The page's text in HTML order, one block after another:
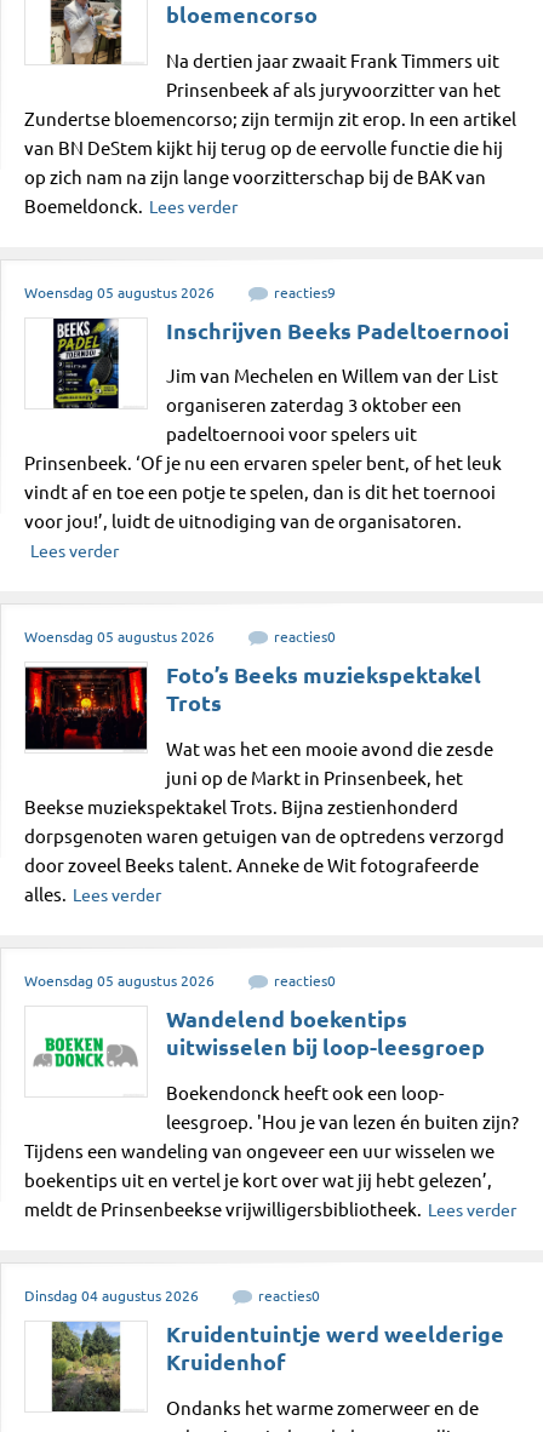
bloemencorso
Na dertien jaar zwaait Frank Timmers uit
Prinsenbeek af als juryvoorzitter van het
Zundertse bloemencorso; zijn termijn zit erop. In een artikel
van BN DeStem kijkt hij terug op de eervolle functie die hij
op zich nam na zijn lange voorzitterschap bij de BAK van
Boemeldonck. Lees verder
Woensdag 05 augustus 2026 reacties9
Inschrijven Beeks Padeltoernooi
Jim van Mechelen en Willem van der List
organiseren zaterdag 3 oktober een
padeltoernooi voor spelers uit
Prinsenbeek. ‘Of je nu een ervaren speler bent, of het leuk
vindt af en toe een potje te spelen, dan is dit het toernooi
voor jou!’, luidt de uitnodiging van de organisatoren.
Lees verder
Woensdag 05 augustus 2026 reacties0
Foto’s Beeks muziekspektakel
Trots
Wat was het een mooie avond die zesde
juni op de Markt in Prinsenbeek, het
Beekse muziekspektakel Trots. Bijna zestienhonderd
dorpsgenoten waren getuigen van de optredens verzorgd
door zoveel Beeks talent. Anneke de Wit fotografeerde
alles. Lees verder
Woensdag 05 augustus 2026 reacties0
Wandelend boekentips
uitwisselen bij loop-leesgroep
Boekendonck heeft ook een loop-
leesgroep. 'Hou je van lezen én buiten zijn?
Tijdens een wandeling van ongeveer een uur wisselen we
boekentips uit en vertel je kort over wat jij hebt gelezen’,
meldt de Prinsenbeekse vrijwilligersbibliotheek. Lees verder
Dinsdag 04 augustus 2026 reacties0
Kruidentuintje werd weelderige
Kruidenhof
Ondanks het warme zomerweer en de